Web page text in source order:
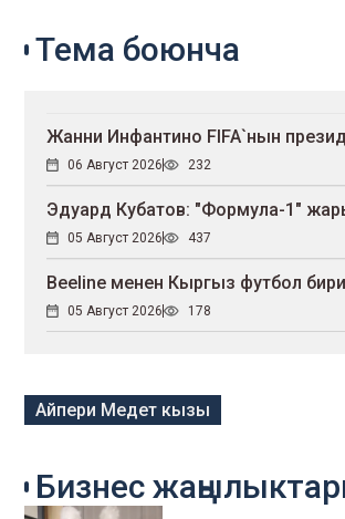
Тема боюнча
Жанни Инфантино FIFA`нын
06 Август 2026 232
Эдуард Кубатов: "Формула-1"
05 Август 2026 437
Beeline менен Кыргыз футбол
05 Август 2026 178
Айпери Медет кызы
Бизнес